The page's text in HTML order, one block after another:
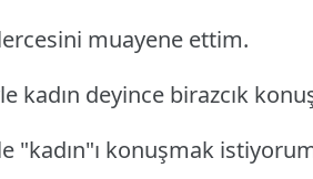
muayene ettim.
kadın deyince birazcık
"kadın"ı konuşmak